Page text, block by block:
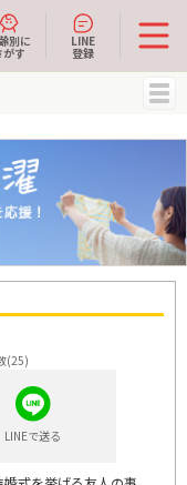
別に
がす
LINE
登録
(25)
LINEで送る